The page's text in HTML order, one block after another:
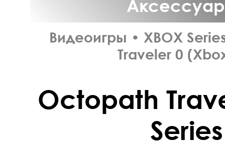
Видеоигры • XBOX
Traveler 0
Octopath